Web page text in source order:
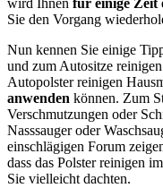
wird Ihnen für einige Zeit
Sie den Vorgang
Nun kennen Sie einige
und zum Autositze
Autopolster reinigen
anwenden können. Zum
Verschmutzungen oder
Nasssauger oder
einschlägigen Forum
dass das Polster reinigen
Sie vielleicht dachten.